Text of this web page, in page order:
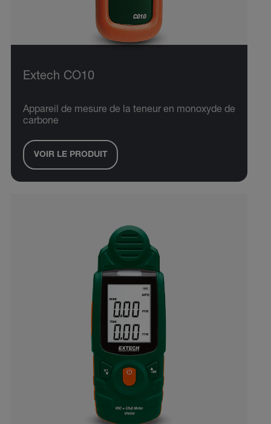
Extech CO10
Appareil de mesure de la teneur en monoxyde de
carbone
VOIR LE PRODUIT